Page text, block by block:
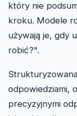
który nie
kroku. Modele
używają je, gdy
robić?".
odpowiedziami,
precyzyjnymi